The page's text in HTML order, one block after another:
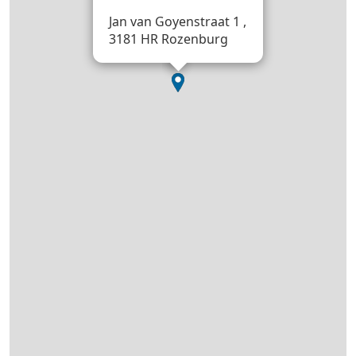
Jan van Goyenstraat 1 ,
3181 HR Rozenburg